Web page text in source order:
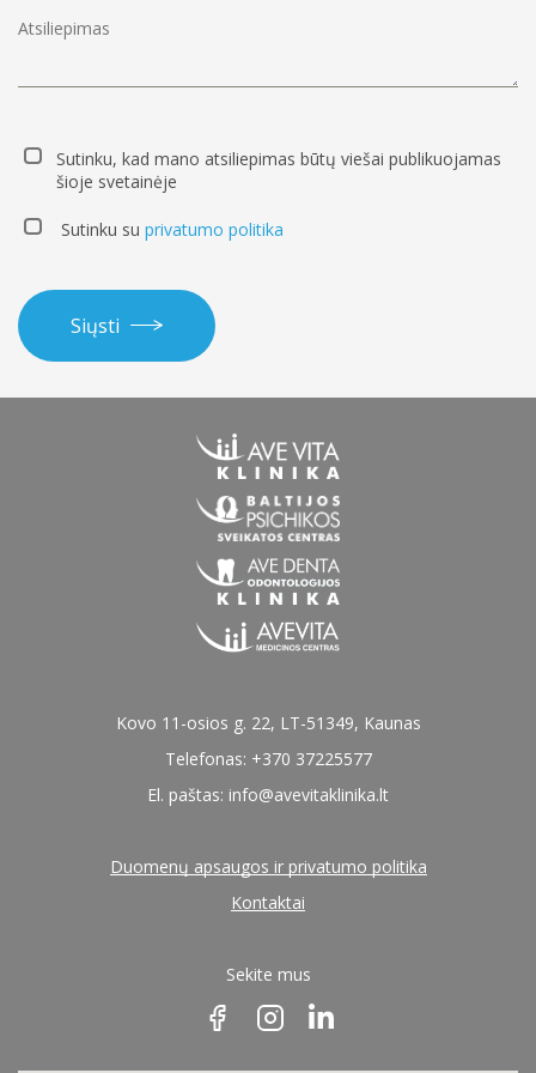
Endodontologai
Vaikų dantų gydymas
Estetinis dantų plombavimas
Burnos chirurgija
Dantų impantacija
Periodontologija
Burnos higiena ir profilaktinė priežiūra
Endodontinis gydymas
Ortodontinis gydymas
Kitos paslaugos
Dovanų kuponai
Akcijos
Sutinku, kad mano atsiliepimas būtų viešai publikuojamas
šioje svetainėje
Sutinku su privatumo politika
Siųsti
Kovo 11-osios g. 22, LT-51349, Kaunas
Telefonas: +370 37225577
El. paštas: info@avevitaklinika.lt
Duomenų apsaugos ir privatumo politika
Kontaktai
Sekite mus